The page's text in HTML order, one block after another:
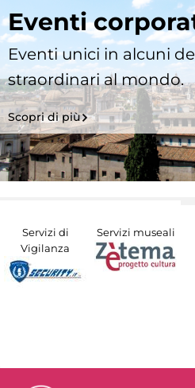
Eventi
Eventi unici in alcuni
straordinari al mondo.
Scopri di più
Servizi di
Vigilanza
Servizi museali